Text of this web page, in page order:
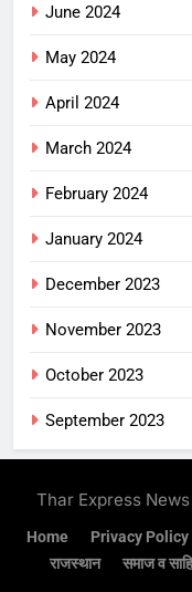
June 2024
May 2024
April 2024
March 2024
February 2024
January 2024
December 2023
November 2023
October 2023
September 2023
Thar Express
Home Privacy Policy
राजस्थान
समाज व